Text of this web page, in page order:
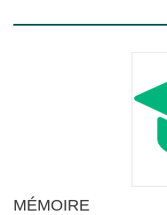
MÉMOIRE